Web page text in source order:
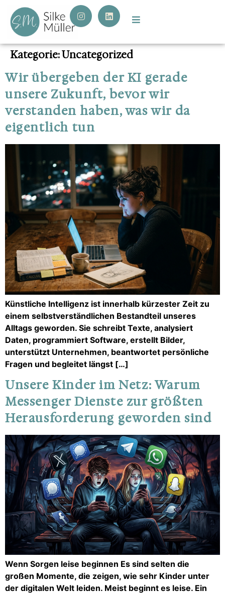
Kategorie:Uncategorized
Wir übergeben der KI gerade
unsere Zukunft, bevor wir
verstanden haben, was wir da
eigentlich tun
Künstliche Intelligenz ist innerhalb kürzester Zeit zu
einem selbstverständlichen Bestandteil unseres
Alltags geworden. Sie schreibt Texte, analysiert
Daten, programmiert Software, erstellt Bilder,
unterstützt Unternehmen, beantwortet persönliche
Fragen und begleitet längst […]
Unsere Kinder im Netz: Warum
Messenger Dienste zur größten
Herausforderung geworden sind
Wenn Sorgen leise beginnen Es sind selten die
großen Momente, die zeigen, wie sehr Kinder unter
der digitalen Welt leiden. Meist beginnt es leise. Ein